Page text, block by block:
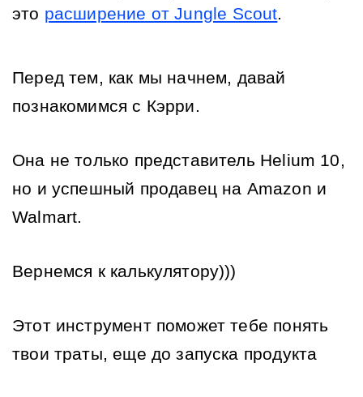
это расширение от Jungle Scout.
Перед тем, как мы начнем, давай
познакомимся с Кэрри.
Она не только представитель Helium 10,
но и успешный продавец на Amazon и
Walmart.
Вернемся к калькулятору)))
Этот инструмент поможет тебе понять
твои траты, еще до запуска продукта